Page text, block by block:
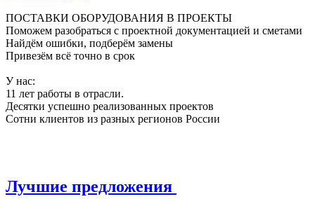
ПОСТАВКИ ОБОРУДОВАНИЯ В ПРОЕКТЫ
Поможем разобраться с проектной документацией и сметами
Найдём ошибки, подберём замены
Привезём всё точно в срок
У нас:
11 лет работы в отрасли.
Десятки успешно реализованных проектов
Сотни клиентов из разных регионов России
Лучшие предложения